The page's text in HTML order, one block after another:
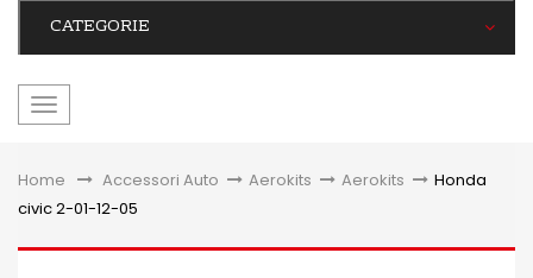
CATEGORIE
navigazione
Home &gt;Accessori Auto > Aerokits > Aerokits > Honda
civic 2-01-12-05